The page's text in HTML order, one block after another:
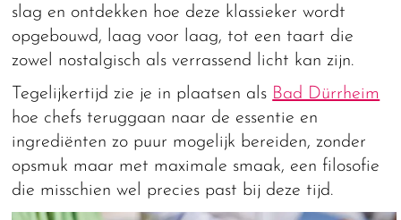
slag en ontdekken hoe deze klassieker wordt
opgebouwd, laag voor laag, tot een taart die
zowel nostalgisch als verrassend licht kan zijn.
Tegelijkertijd zie je in plaatsen als Bad Dürrheim
hoe chefs teruggaan naar de essentie en
ingrediënten zo puur mogelijk bereiden, zonder
opsmuk maar met maximale smaak, een filosofie
die misschien wel precies past bij deze tijd.